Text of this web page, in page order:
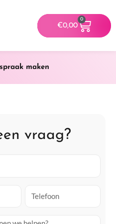
€0,00
0
maken
vraag?
l